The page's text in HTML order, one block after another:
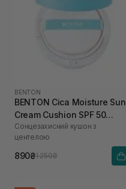
BENTON
BENTON Cica Moisture Sun
Cream Cushion SPF 50
PA++++ 15 г
Сонцезахисний кушон з
центелою
890₴1 250₴